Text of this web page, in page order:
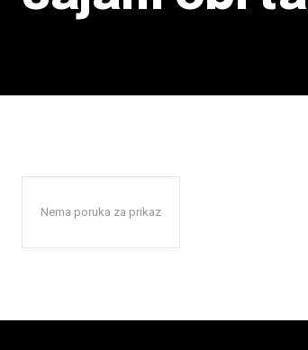
Nema poruka za prikaz